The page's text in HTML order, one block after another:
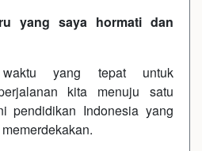
yang saya hormati dan
yang tepat untuk
kita menuju satu
pendidikan Indonesia yang